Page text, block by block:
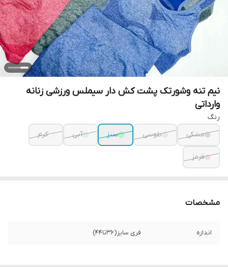
نیم تنه وشورتک پشت کش دار سیملس ورزشی زنانه
وارداتی
رنگ
مشکی
طوسی سبز آبی کرم
قرمز
مشخصات
اندازه فری سایز(36تا44)